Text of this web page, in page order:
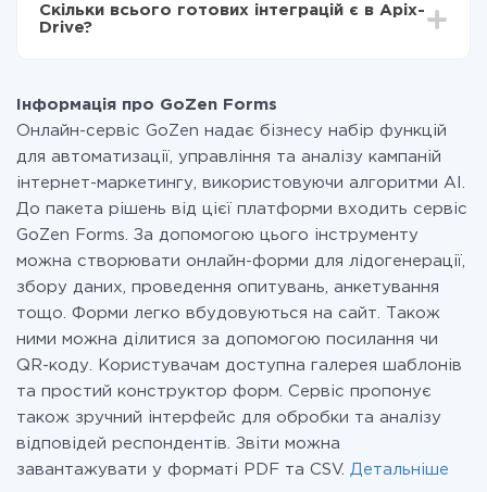
Ви оплачуєте лише кількість даних, які за фактом
передаються з однієї вашої системи в іншу через
при необхідності. Детальніше про
Скільки всього готових інтеграцій є в Apix-
Drive?
Інформація про GoZen Forms
Онлайн-сервіс GoZen надає бізнесу набір функцій
для автоматизації, управління та аналізу кампаній
інтернет-маркетингу, використовуючи алгоритми AI.
До пакета рішень від цієї платформи входить сервіс
GoZen Forms. За допомогою цього інструменту
можна створювати онлайн-форми для лідогенерації,
збору даних, проведення опитувань, анкетування
тощо. Форми легко вбудовуються на сайт. Також
ними можна ділитися за допомогою посилання чи
QR-коду. Користувачам доступна галерея шаблонів
та простий конструктор форм. Сервіс пропонує
також зручний інтерфейс для обробки та аналізу
відповідей респондентів. Звіти можна
завантажувати у форматі PDF та CSV. Детальніше